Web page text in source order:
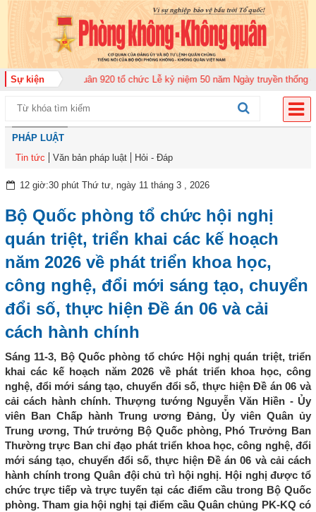
Sự kiện
đoàn Không quân 920 tổ chức Lễ kỷ niệm 50 năm Ngày truyền thống (12-
PHÁP LUẬT
Tin tức
Văn bản pháp luật Hỏi - Đáp
12 giờ:30 phút Thứ tư, ngày 11 tháng 3 , 2026
Bộ Quốc phòng tổ chức hội nghị
quán triệt, triển khai các kế hoạch
năm 2026 về phát triển khoa học,
công nghệ, đổi mới sáng tạo, chuyển
đổi số, thực hiện Đề án 06 và cải
cách hành chính
Sáng 11-3, Bộ Quốc phòng tổ chức Hội nghị quán triệt, triển
khai các kế hoạch năm 2026 về phát triển khoa học, công
nghệ, đổi mới sáng tạo, chuyển đổi số, thực hiện Đề án 06 và
cải cách hành chính. Thượng tướng Nguyễn Văn Hiền - Ủy
viên Ban Chấp hành Trung ương Đảng, Ủy viên Quân ủy
Trung ương, Thứ trưởng Bộ Quốc phòng, Phó Trưởng Ban
Thường trực Ban chỉ đạo phát triển khoa học, công nghệ, đổi
mới sáng tạo, chuyển đổi số, thực hiện Đề án 06 và cải cách
hành chính trong Quân đội chủ trì hội nghị. Hội nghị được tổ
chức trực tiếp và trực tuyến tại các điểm cầu trong Bộ Quốc
phòng. Tham gia hội nghị tại điểm cầu Quân chủng PK-KQ có